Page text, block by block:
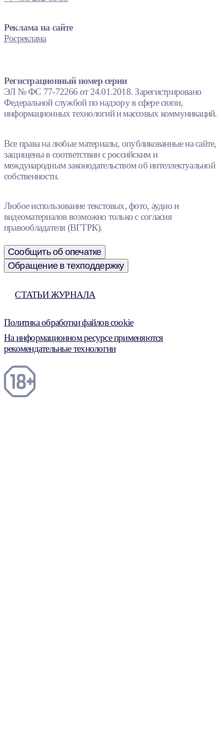
Реклама на сайте
Росреклама
Регистрационный номер серии
ЭЛ № ФС 77-72266 от 24.01.2018. Зарегистрировано
Федеральной службой по надзору в сфере связи,
информационных технологий и массовых коммуникаций.
Все права на любые материалы, опубликованные на сайте,
защищены в соответствии с российским и
международным законодательством об интеллектуальной
собственности.
Любое использование текстовых, фото, аудио и
видеоматериалов возможно только с согласия
правообладателя (ВГТРК).
Сообщить об опечатке
Обращение в техподдержку
СТАТЬИ ЖУРНАЛА
Политика обработки файлов cookie
На информационном ресурсе применяются
рекомендательные технологии